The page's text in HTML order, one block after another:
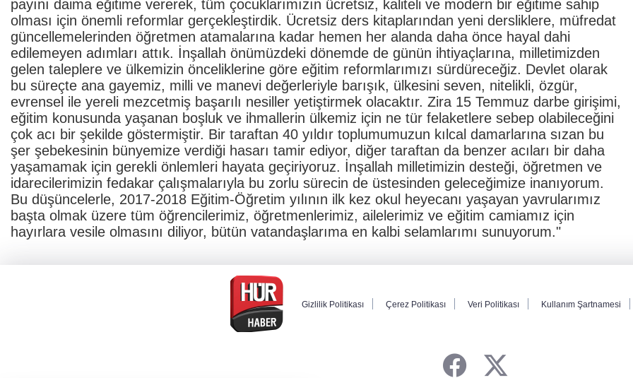
payını daima eğitime vererek, tüm çocuklarımızın ücretsiz, kaliteli ve modern bir eğitime sahip
olması için önemli reformlar gerçekleştirdik. Ücretsiz ders kitaplarından yeni dersliklere, müfredat
güncellemelerinden öğretmen atamalarına kadar hemen her alanda daha önce hayal dahi
edilemeyen adımları attık. İnşallah önümüzdeki dönemde de günün ihtiyaçlarına, milletimizden
gelen taleplere ve ülkemizin önceliklerine göre eğitim reformlarımızı sürdüreceğiz. Devlet olarak
bu süreçte ana gayemiz, milli ve manevi değerleriyle barışık, ülkesini seven, nitelikli, özgür,
evrensel ile yereli mezcetmiş başarılı nesiller yetiştirmek olacaktır. Zira 15 Temmuz darbe girişimi,
eğitim konusunda yaşanan boşluk ve ihmallerin ülkemiz için ne tür felaketlere sebep olabileceğini
çok acı bir şekilde göstermiştir. Bir taraftan 40 yıldır toplumumuzun kılcal damarlarına sızan bu
şer şebekesinin bünyemize verdiği hasarı tamir ediyor, diğer taraftan da benzer acıları bir daha
yaşamamak için gerekli önlemleri hayata geçiriyoruz. İnşallah milletimizin desteği, öğretmen ve
idarecilerimizin fedakar çalışmalarıyla bu zorlu sürecin de üstesinden geleceğimize inanıyorum.
Bu düşüncelerle, 2017-2018 Eğitim-Öğretim yılının ilk kez okul heyecanı yaşayan yavrularımız
başta olmak üzere tüm öğrencilerimiz, öğretmenlerimiz, ailelerimiz ve eğitim camiamız için
hayırlara vesile olmasını diliyor, bütün vatandaşlarıma en kalbi selamlarımı sunuyorum."
Gizlilik Politikası Çerez Politikası Veri Politikası Kullanım Şartnamesi